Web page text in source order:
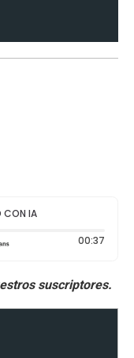
CON IA
segundos 00:37